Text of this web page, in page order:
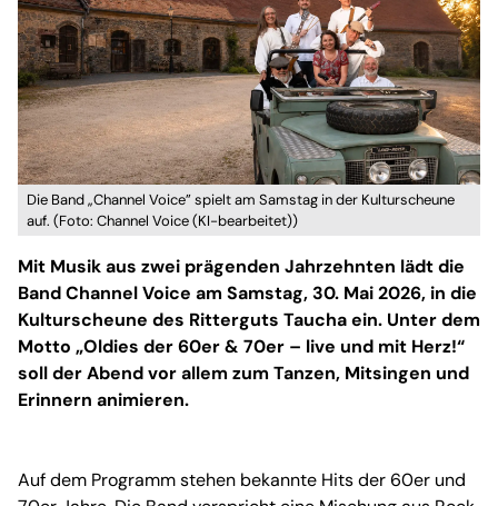
Die Band „Channel Voice” spielt am Samstag in der Kulturscheune
auf. (Foto: Channel Voice (KI-bearbeitet))
Mit Musik aus zwei prägenden Jahrzehnten lädt die
Band Channel Voice am Samstag, 30. Mai 2026, in die
Kulturscheune des Ritterguts Taucha ein. Unter dem
Motto „Oldies der 60er & 70er – live und mit Herz!“
soll der Abend vor allem zum Tanzen, Mitsingen und
Erinnern animieren.
Auf dem Programm stehen bekannte Hits der 60er und